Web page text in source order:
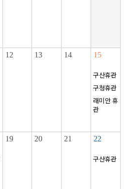
12 13 14 15
구산휴관
구청휴관
래미안 휴
관
19 20 21 22
구산휴관